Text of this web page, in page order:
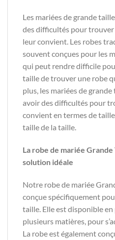
Les mariées de grande
des difficultés pour trouver
leur convient. Les robes
souvent conçues pour les
qui peut rendre difficile
taille de trouver une robe
plus, les mariées de
avoir des difficultés pour
convient en termes de
taille de la taille.
La robe de mariée Grande
solution idéale
Notre robe de mariée
conçue spécifiquement
taille. Elle est disponible
plusieurs matières, pour
La robe est également